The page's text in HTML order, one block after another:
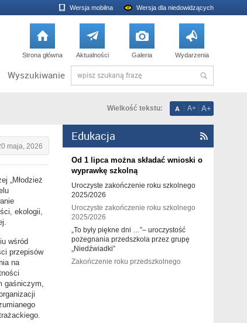
Wersja mobilna Wersja dla niedowidzących

Strona główna

Aktualności

Galeria

Wydarzenia
Wyszukiwanie
Wielkość tekstu: A A+ A+
maja, 2026
„Młodzież
ekologii,
wśród
przepisów
na
gaśniczym,

Edukacja
Od 1 lipca można składać wnioski o
wyprawkę szkolną
Uroczyste zakończenie roku szkolnego
2025/2026
Uroczyste zakończenie roku szkolnego
2025/2026
„To były piękne dni …”– uroczystość
pożegnania przedszkola przez grupę
„Niedźwiadki”
Zakończenie roku przedszkolnego